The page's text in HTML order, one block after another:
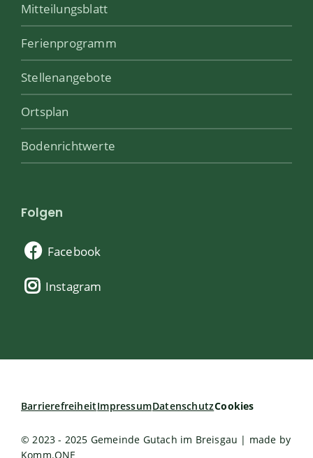
Mitteilungsblatt
Ferienprogramm
Stellenangebote
Ortsplan
Bodenrichtwerte
Folgen
Facebook
Instagram
BarrierefreiheitImpressumDatenschutzCookies
© 2023 - 2025 Gemeinde Gutach im Breisgau | made by
Komm.ONE